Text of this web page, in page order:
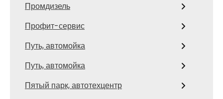
Промдизель
Профит-сервис
Путь, автомойка
Путь, автомойка
Пятый парк, автотехцентр